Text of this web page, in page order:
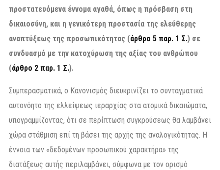
προστατευόμενα έννομα αγαθά, όπως η πρόσβαση στη
δικαιοσύνη, και η γενικότερη προστασία της ελεύθερης
αναπτύξεως της προσωπικότητας (άρθρο 5 παρ. 1 Σ.) σε
συνδυασμό με την κατοχύρωση της αξίας του ανθρώπου
(άρθρο 2 παρ. 1 Σ.).
Συμπερασματικά, ο Κανονισμός διευκρινίζει το συνταγματικά
αυτονόητο της ελλείψεως ιεραρχίας στα ατομικά δικαιώματα,
υπογραμμίζοντας, ότι σε περίπτωση συγκρούσεως θα λαμβάνει
χώρα στάθμιση επί τη βάσει της αρχής της αναλογικότητας. Η
έννοια των «δεδομένων προσωπικού χαρακτήρα» της
διατάξεως αυτής περιλαμβάνει, σύμφωνα με τον ορισμό